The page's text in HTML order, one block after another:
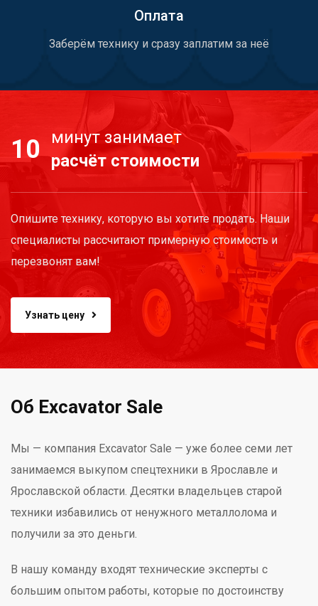
Оплата
Заберём технику и сразу заплатим за неё
10
минут занимает
расчёт стоимости
Опишите технику, которую вы хотите продать. Наши
специалисты рассчитают примерную стоимость и
перезвонят вам!
Узнать цену
Об Excavator Sale
Мы — компания Excavator Sale — уже более семи лет
занимаемся выкупом спецтехники в Ярославле и
Ярославской области. Десятки владельцев старой
техники избавились от ненужного металлолома и
получили за это деньги.
В нашу команду входят технические эксперты с
большим опытом работы, которые по достоинству